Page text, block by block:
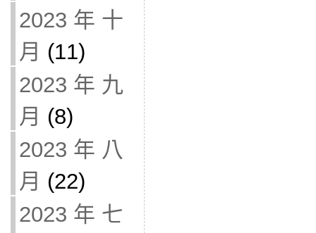
2023 年 十
月 (11)
2023 年 九
月 (8)
2023 年 八
月 (22)
2023 年 七